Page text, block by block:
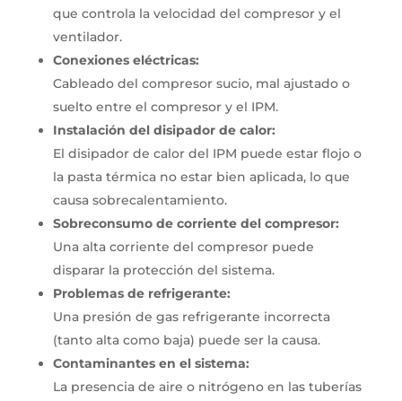
que controla la velocidad del compresor y el
ventilador.
Conexiones eléctricas:
Cableado del compresor sucio, mal ajustado o
suelto entre el compresor y el IPM.
Instalación del disipador de calor:
El disipador de calor del IPM puede estar flojo o
la pasta térmica no estar bien aplicada, lo que
causa sobrecalentamiento.
Sobreconsumo de corriente del compresor:
Una alta corriente del compresor puede
disparar la protección del sistema.
Problemas de refrigerante:
Una presión de gas refrigerante incorrecta
(tanto alta como baja) puede ser la causa.
Contaminantes en el sistema:
La presencia de aire o nitrógeno en las tuberías